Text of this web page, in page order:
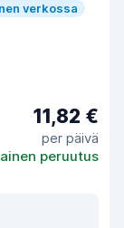
verkossa
11,82 €
per päivä
peruutus